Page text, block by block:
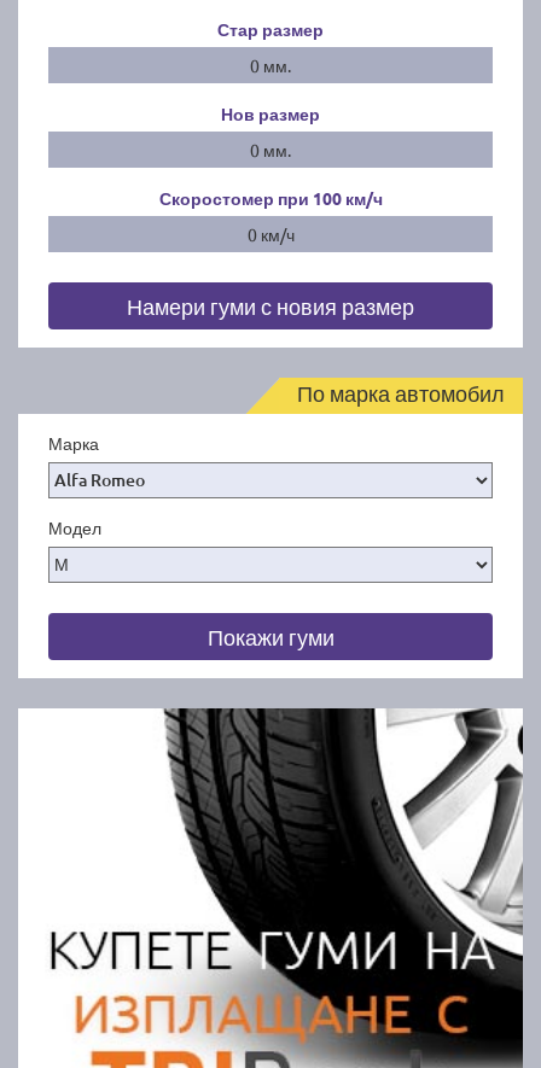
Стар размер
0 мм.
Нов размер
0 мм.
Скоростомер при 100 км/ч
0 км/ч
Намери гуми с новия размер
По марка автомобил
Марка
Модел
Покажи гуми